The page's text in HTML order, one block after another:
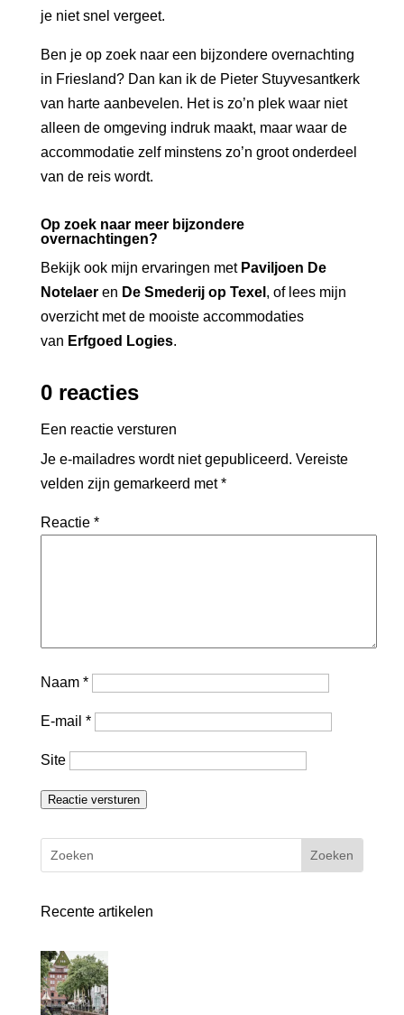
je niet snel vergeet.
Ben je op zoek naar een bijzondere overnachting
in Friesland? Dan kan ik de Pieter Stuyvesantkerk
van harte aanbevelen. Het is zo’n plek waar niet
alleen de omgeving indruk maakt, maar waar de
accommodatie zelf minstens zo’n groot onderdeel
van de reis wordt.
Op zoek naar meer bijzondere
overnachtingen?
Bekijk ook mijn ervaringen met Paviljoen De
Notelaeren De Smederij op Texel , of lees mijn
overzicht met de mooiste accommodaties
van Erfgoed Logies.
0 reacties
Een reactie versturen
Je e-mailadres wordt niet gepubliceerd. Vereiste
velden zijn gemarkeerd met*
Reactie *
Naam *
E-mail *
Site
Reactie versturen
Recente artikelen